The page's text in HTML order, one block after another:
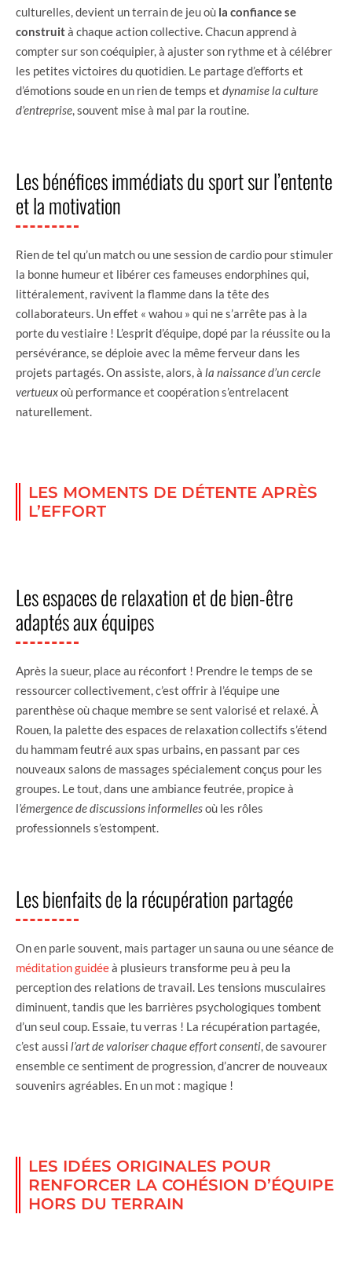
culturelles, devient un terrain de jeu où la confiance se
construità chaque action collective. Chacun apprend à
compter sur son coéquipier, à ajuster son rythme et à célébrer
les petites victoires du quotidien. Le partage d’efforts et
d’émotions soude en un rien de temps et dynamise la culture
d’entreprise , souvent mise à mal par la routine.
Les bénéfices immédiats du sport sur l’entente
et la motivation
Rien de tel qu’un match ou une session de cardio pour stimuler
la bonne humeur et libérer ces fameuses endorphines qui,
littéralement, ravivent la flamme dans la tête des
collaborateurs. Un effet « wahou » qui ne s’arrête pas à la
porte du vestiaire ! L’esprit d’équipe, dopé par la réussite ou la
persévérance, se déploie avec la même ferveur dans les
projets partagés. On assiste, alors, à la naissance d’un cercle
vertueuxoù performance et coopération s’entrelacent
naturellement.
LES MOMENTS DE DÉTENTE APRÈS
L’EFFORT
Les espaces de relaxation et de bien-être
adaptés aux équipes
Après la sueur, place au réconfort ! Prendre le temps de se
ressourcer collectivement, c’est offrir à l’équipe une
parenthèse où chaque membre se sent valorisé et relaxé. À
Rouen, la palette des espaces de relaxation collectifs s’étend
du hammam feutré aux spas urbains, en passant par ces
nouveaux salons de massages spécialement conçus pour les
groupes. Le tout, dans une ambiance feutrée, propice à
l’émergence de discussions informellesoù les rôles
professionnels s’estompent.
Les bienfaits de la récupération partagée
On en parle souvent, mais partager un sauna ou une séance de
méditation guidéeà plusieurs transforme peu à peu la
perception des relations de travail. Les tensions musculaires
diminuent, tandis que les barrières psychologiques tombent
d’un seul coup. Essaie, tu verras ! La récupération partagée,
c’est aussi l’art de valoriser chaque effort consenti , de savourer
ensemble ce sentiment de progression, d’ancrer de nouveaux
souvenirs agréables. En un mot : magique !
LES IDÉES ORIGINALES POUR
RENFORCER LA COHÉSION D’ÉQUIPE
HORS DU TERRAIN